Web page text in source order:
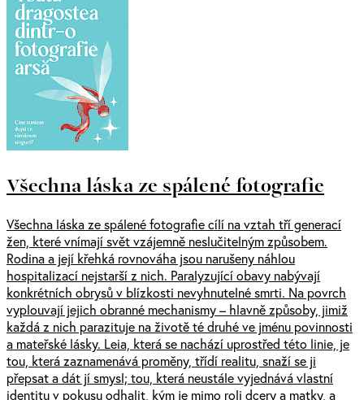
Všechna láska ze spálené fotografie
Všechna láska ze spálené fotografie cílí na vztah tří generací
žen, které vnímají svět vzájemně neslučitelným způsobem.
Rodina a její křehká rovnováha jsou narušeny náhlou
hospitalizací nejstarší z nich. Paralyzující obavy nabývají
konkrétních obrysů v blízkosti nevyhnutelné smrti. Na povrch
vyplouvají jejich obranné mechanismy – hlavně způsoby, jimiž
každá z nich parazituje na životě té druhé ve jménu povinnosti
a mateřské lásky. Leia, která se nachází uprostřed této linie, je
tou, která zaznamenává proměny, třídí realitu, snaží se ji
přepsat a dát jí smysl; tou, která neustále vyjednává vlastní
identitu v pokusu odhalit, kým je mimo roli dcery a matky, a